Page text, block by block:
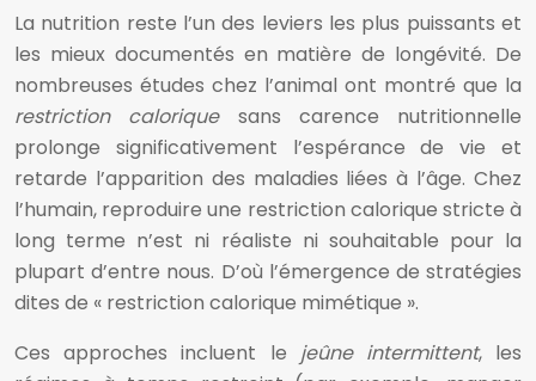
La nutrition reste l’un des leviers les plus puissants et
les mieux documentés en matière de longévité. De
nombreuses études chez l’animal ont montré que la
restriction caloriquesans carence nutritionnelle
prolonge significativement l’espérance de vie et
retarde l’apparition des maladies liées à l’âge. Chez
l’humain, reproduire une restriction calorique stricte à
long terme n’est ni réaliste ni souhaitable pour la
plupart d’entre nous. D’où l’émergence de stratégies
dites de « restriction calorique mimétique ».
Ces approches incluent le jeûne intermittent, les